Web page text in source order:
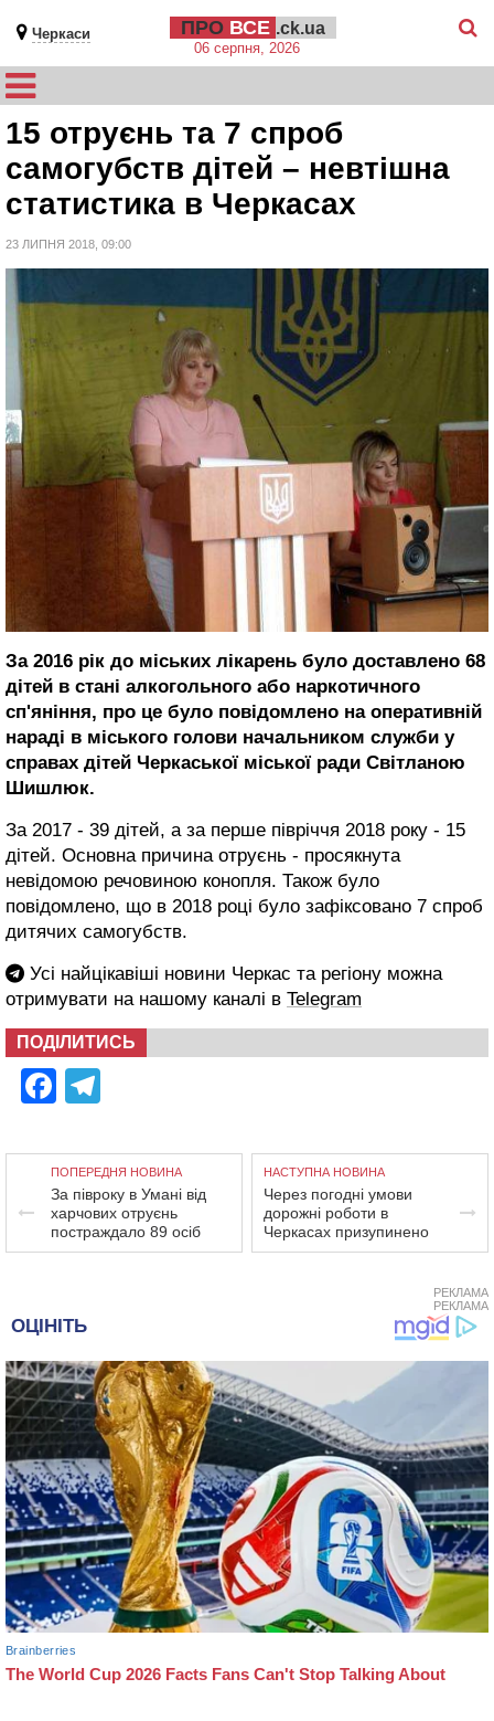
Черкаси ПРО ВСЕ .ck.ua
06 серпня, 2026
15 отруєнь та 7 спроб
самогубств дітей – невтішна
статистика в Черкасах
23 ЛИПНЯ 2018, 09:00
За 2016 рік до міських лікарень було доставлено 68
дітей в стані алкогольного або наркотичного
сп'яніння, про це було повідомлено на оперативній
нараді в міського голови начальником служби у
справах дітей Черкаської міської ради Світланою
Шишлюк.
За 2017 - 39 дітей, а за перше півріччя 2018 року - 15
дітей. Основна причина отруєнь - просякнута
невідомою речовиною конопля. Також було
повідомлено, що в 2018 році було зафіксовано 7 спроб
дитячих самогубств.
Усі найцікавіші новини Черкас та регіону можна
отримувати на нашому каналі в Telegram
ПОДІЛИТИСЬ
Facebook
ПОПЕРЕДНЯ НОВИНА
За півроку в Умані від
харчових отруєнь
постраждало 89 осіб
НАСТУПНА НОВИНА
Через погодні умови
дорожні роботи в
Черкасах призупинено
РЕКЛАМА
РЕКЛАМА